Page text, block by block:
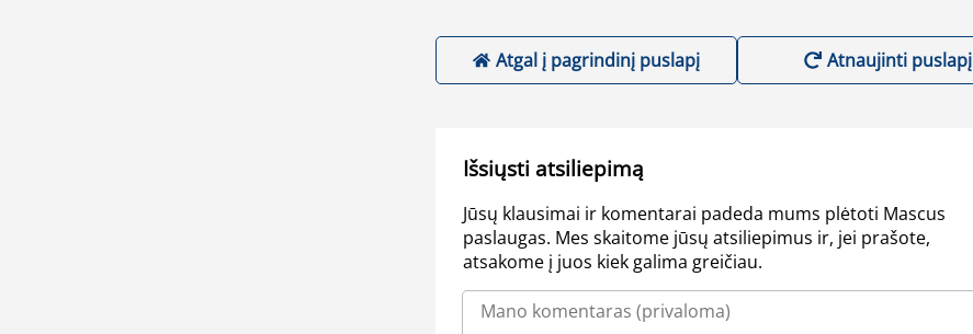
Atgal į pagrindinį puslapį Atnaujinti puslapį
Išsiųsti atsiliepimą
Jūsų klausimai ir komentarai padeda mums plėtoti Mascus
paslaugas. Mes skaitome jūsų atsiliepimus ir, jei prašote,
atsakome į juos kiek galima greičiau.